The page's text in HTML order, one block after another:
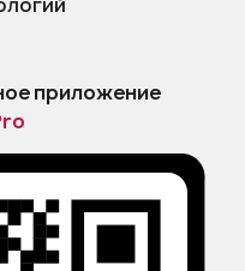
приложение